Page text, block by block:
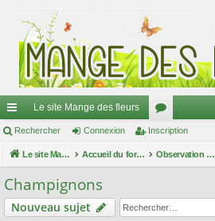
ac
co
ur
ci
Le site Mange des fleurs
or
u
s
Rechercher Connexion Inscription
Le site Mange des fleurs Accueil du forum Observation nature & Identification
Champignons
Nouveau sujet